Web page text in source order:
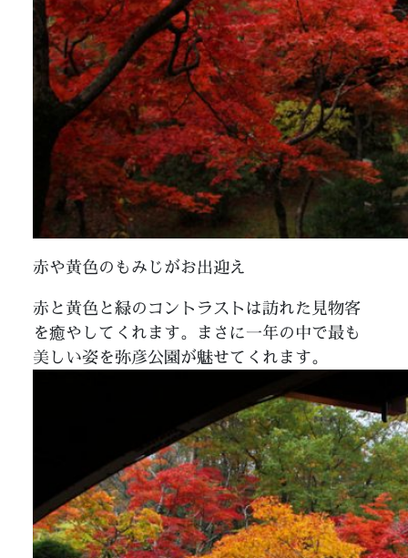
赤や黄色のもみじがお出迎え
赤と黄色と緑のコントラストは訪れた見物客
を癒やしてくれます。まさに一年の中で最も
美しい姿を弥彦公園が魅せてくれます。